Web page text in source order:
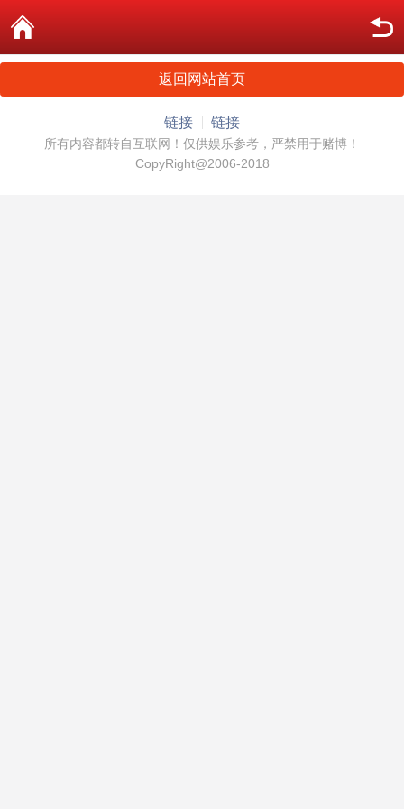
返回网站首页
链接 链接
所有内容都转自互联网！仅供娱乐参考，严禁用于赌博！
CopyRight@2006-2018